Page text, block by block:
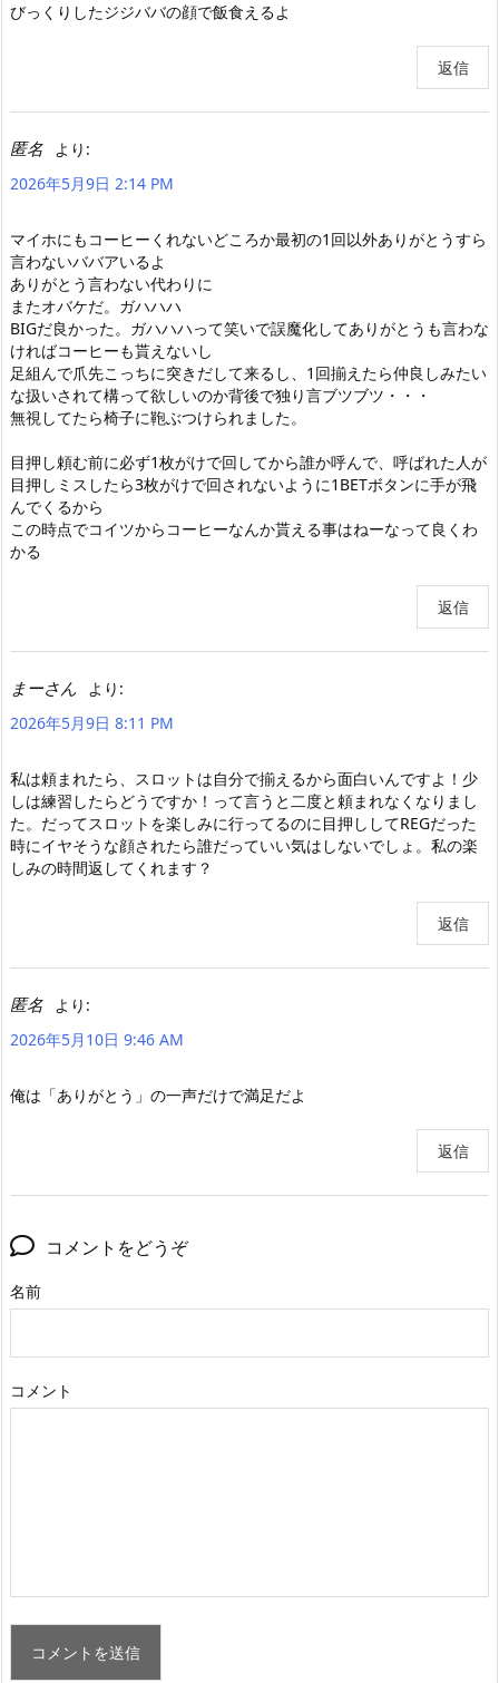
びっくりしたジジババの顔で飯食えるよ
返信
匿名 より:
2026年5月9日 2:14 PM
マイホにもコーヒーくれないどころか最初の1回以外ありがとうすら
言わないババアいるよ
ありがとう言わない代わりに
またオバケだ。ガハハハ
BIGだ良かった。ガハハハって笑いで誤魔化してありがとうも言わな
ければコーヒーも貰えないし
足組んで爪先こっちに突きだして来るし、1回揃えたら仲良しみたい
な扱いされて構って欲しいのか背後で独り言ブツブツ・・・
無視してたら椅子に鞄ぶつけられました。
目押し頼む前に必ず1枚がけで回してから誰か呼んで、呼ばれた人が
目押しミスしたら3枚がけで回されないように1BETボタンに手が飛
んでくるから
この時点でコイツからコーヒーなんか貰える事はねーなって良くわ
かる
返信
まーさん
より:
2026年5月9日 8:11 PM
私は頼まれたら、スロットは自分で揃えるから面白いんですよ！少
しは練習したらどうですか！って言うと二度と頼まれなくなりまし
た。だってスロットを楽しみに行ってるのに目押ししてREGだった
時にイヤそうな顔されたら誰だっていい気はしないでしょ。私の楽
しみの時間返してくれます？
返信
匿名 より:
2026年5月10日 9:46 AM
俺は「ありがとう」の一声だけで満足だよ
返信
コメントをどうぞ
名前
コメント